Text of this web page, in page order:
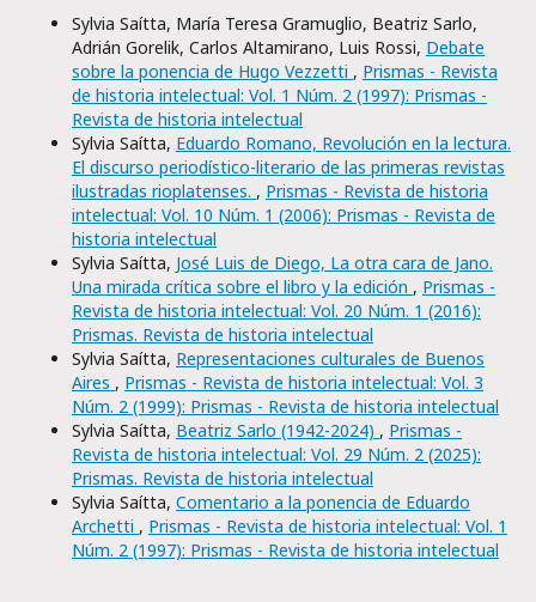
Sylvia Saítta, María Teresa Gramuglio, Beatriz Sarlo,
Adrián Gorelik, Carlos Altamirano, Luis Rossi, Debate
sobre la ponencia de Hugo Vezzetti , Prismas - Revista
de historia intelectual: Vol. 1 Núm. 2 (1997): Prismas -
Revista de historia intelectual
Sylvia Saítta, Eduardo Romano, Revolución en la lectura.
El discurso periodístico-literario de las primeras revistas
ilustradas rioplatenses. , Prismas - Revista de historia
intelectual: Vol. 10 Núm. 1 (2006): Prismas - Revista de
historia intelectual
Sylvia Saítta, José Luis de Diego, La otra cara de Jano.
Una mirada crítica sobre el libro y la edición , Prismas -
Revista de historia intelectual: Vol. 20 Núm. 1 (2016):
Prismas. Revista de historia intelectual
Sylvia Saítta, Representaciones culturales de Buenos
Aires , Prismas - Revista de historia intelectual: Vol. 3
Núm. 2 (1999): Prismas - Revista de historia intelectual
Sylvia Saítta, Beatriz Sarlo (1942-2024) , Prismas -
Revista de historia intelectual: Vol. 29 Núm. 2 (2025):
Prismas. Revista de historia intelectual
Sylvia Saítta, Comentario a la ponencia de Eduardo
Archetti , Prismas - Revista de historia intelectual: Vol. 1
Núm. 2 (1997): Prismas - Revista de historia intelectual